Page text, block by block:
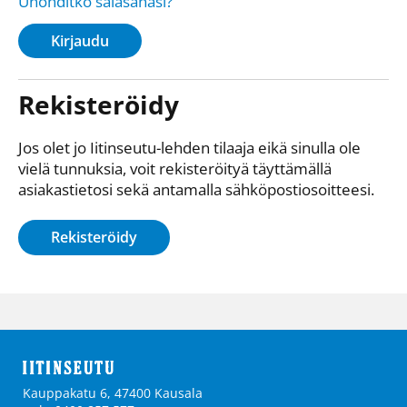
Kirjaudu
Rekisteröidy
Jos olet jo Iitinseutu-lehden tilaaja eikä sinulla ole
vielä tunnuksia, voit rekisteröityä täyttämällä
asiakastietosi sekä antamalla sähkö­posti­osoitteesi.
Rekisteröidy
Kauppakatu 6, 47400 Kausala